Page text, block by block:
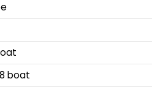
boat